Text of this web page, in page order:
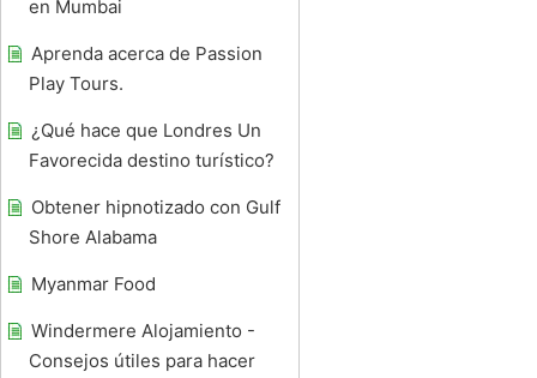
en Mumbai
Aprenda acerca de Passion
Play Tours.
¿Qué hace que Londres Un
Favorecida destino turístico?
Obtener hipnotizado con Gulf
Shore Alabama
Myanmar Food
Windermere Alojamiento -
Consejos útiles para hacer